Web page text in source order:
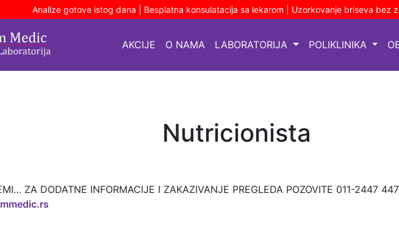
Analize gotove istog dana | Besplatna konsulatacija sa lekarom | Uzorkovanje briseva bez
AKCIJE O NAMA LABORATORIJA POLIKLINIKA
Nutricionista
ZA DODATNE INFORMACIJE I ZAKAZIVANJE PREGLEDA POZOVITE 011-2447